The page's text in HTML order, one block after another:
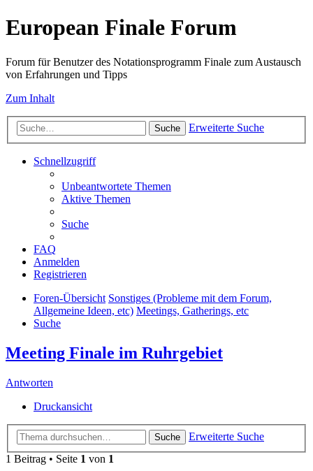
European Finale Forum
Forum für Benutzer des Notationsprogramm Finale zum Austausch
von Erfahrungen und Tipps
Zum Inhalt
Suche Erweiterte Suche
Schnellzugriff
Unbeantwortete Themen
Aktive Themen
Suche
FAQ
Anmelden
Registrieren
Foren-Übersicht Sonstiges (Probleme mit dem Forum,
Allgemeine Ideen, etc) Meetings, Gatherings, etc
Suche
Meeting Finale im Ruhrgebiet
Antworten
Druckansicht
Suche
Erweiterte Suche
1 Beitrag • Seite 1 von 1